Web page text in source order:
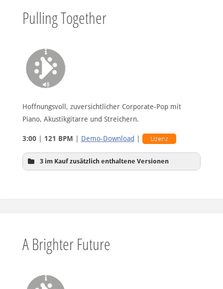
Pulling Together
Hoffnungsvoll, zuversichtlicher Corporate-Pop mit
Piano, Akustikgitarre und Streichern.
3:00| 121 BPM Demo-Download Lizenz
3 im Kauf zusätzlich enthaltene Versionen
A Brighter Future